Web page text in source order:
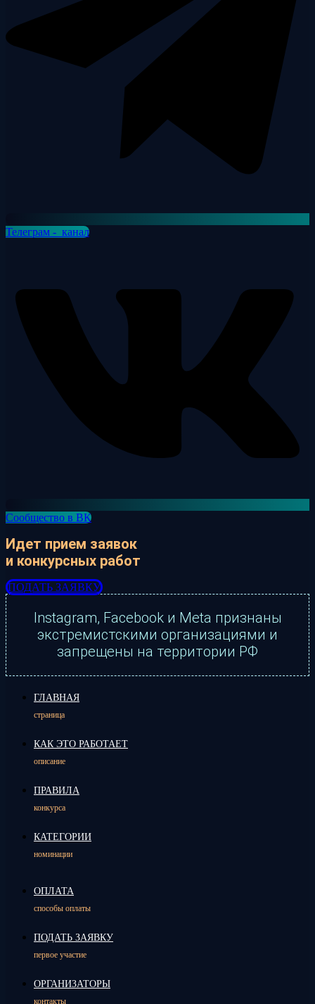
Телеграм - канал
Сообщество в ВК
Идет прием заявок
и конкурсных работ
ПОДАТЬ ЗАЯВКУ
Instagram, Facebook и Meta признаны
экстремистскими организациями и
запрещены на территории РФ
ГЛАВНАЯ
страница
КАК ЭТО РАБОТАЕТ
описание
ПРАВИЛА
конкурса
КАТЕГОРИИ
номинации
ОПЛАТА
способы оплаты
ПОДАТЬ ЗАЯВКУ
первое участие
ОРГАНИЗАТОРЫ
контакты